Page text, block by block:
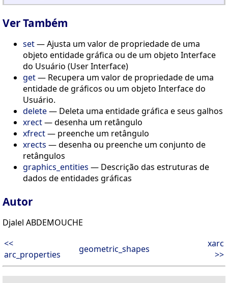
Ver Também
set— Ajusta um valor de propriedade de uma
objeto entidade gráfica ou de um objeto Interface
do Usuário (User Interface)
get— Recupera um valor de propriedade de uma
entidade de gráficos ou um objeto Interface do
Usuário.
delete— Deleta uma entidade gráfica e seus galhos
xrect— desenha um retângulo
xfrect— preenche um retângulo
xrects — desenha ou preenche um conjunto de
retângulos
graphics_entities — Descrição das estruturas de
dados de entidades gráficas
Autor
Djalel ABDEMOUCHE
<<
arc_properties
geometric_shapes
xarc
>>